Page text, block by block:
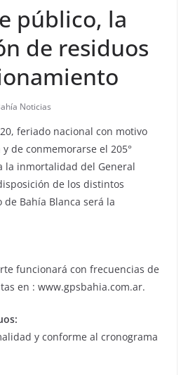
público, la
de residuos
Noticias
feriado nacional con motivo
de conmemorarse el 205°
la inmortalidad del General
de los distintos
Bahía Blanca será la
funcionará con frecuencias de
en : www.gpsbahia.com.ar.
y conforme al cronograma